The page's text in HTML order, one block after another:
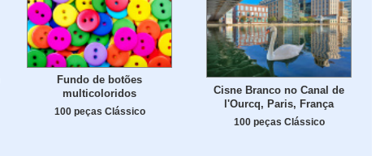
Fundo de botões
multicoloridos
100 peças Clássico
Cisne Branco no Canal de
l'Ourcq, Paris, França
100 peças Clássico